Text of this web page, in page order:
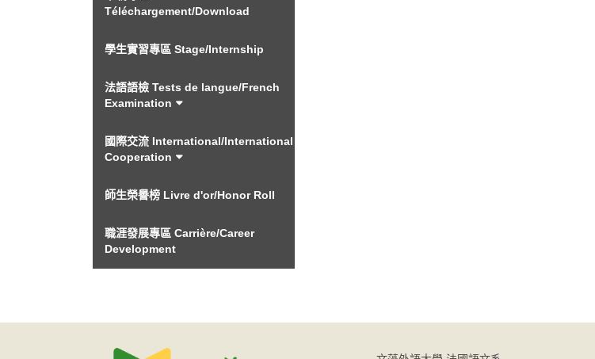
Téléchargement/Download
學生實習專區 Stage/Internship
法語語檢 Tests de langue/French
Examination
國際交流 International/International
Cooperation
師生榮譽榜 Livre d'or/Honor Roll
職涯發展專區 Carrière/Career
Development